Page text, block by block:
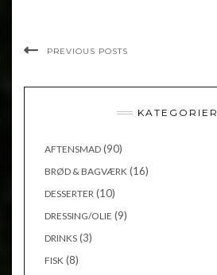
PREVIOUS POSTS
KATEGORIER
AFTENSMAD (90)
BRØD & BAGVÆRK (16)
DESSERTER (10)
DRESSING/OLIE (9)
DRINKS (3)
FISK (8)